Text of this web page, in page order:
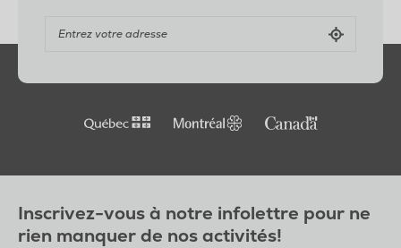
Inscrivez-vous à notre infolettre pour ne
rien manquer de nos activités!